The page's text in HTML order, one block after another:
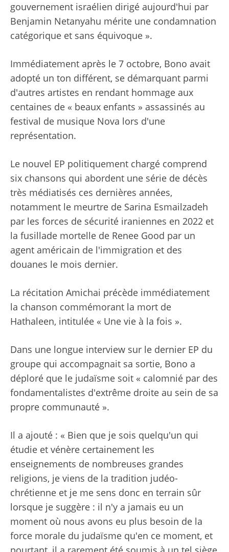
gouvernement israélien dirigé aujourd'hui par
Benjamin Netanyahu mérite une condamnation
catégorique et sans équivoque ».
Immédiatement après le 7 octobre, Bono avait
adopté un ton différent, se démarquant parmi
d'autres artistes en rendant hommage aux
centaines de « beaux enfants » assassinés au
festival de musique Nova lors d'une
représentation.
Le nouvel EP politiquement chargé comprend
six chansons qui abordent une série de décès
très médiatisés ces dernières années,
notamment le meurtre de Sarina Esmailzadeh
par les forces de sécurité iraniennes en 2022 et
la fusillade mortelle de Renee Good par un
agent américain de l'immigration et des
douanes le mois dernier.
La récitation Amichai précède immédiatement
la chanson commémorant la mort de
Hathaleen, intitulée « Une vie à la fois ».
Dans une longue interview sur le dernier EP du
groupe qui accompagnait sa sortie, Bono a
déploré que le judaïsme soit « calomnié par des
fondamentalistes d'extrême droite au sein de sa
propre communauté ».
Il a ajouté : « Bien que je sois quelqu'un qui
étudie et vénère certainement les
enseignements de nombreuses grandes
religions, je viens de la tradition judéo-
chrétienne et je me sens donc en terrain sûr
lorsque je suggère : il n'y a jamais eu un
moment où nous avons eu plus besoin de la
force morale du judaïsme qu'en ce moment, et